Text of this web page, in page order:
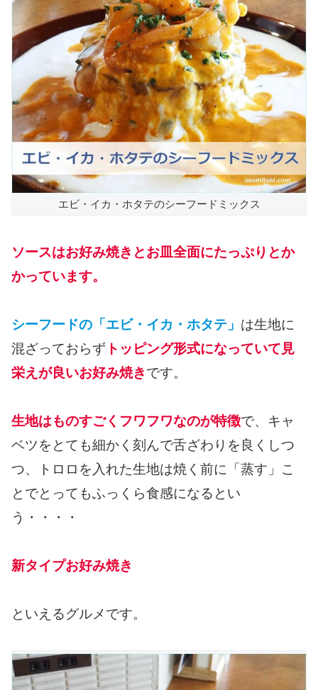
エビ・イカ・ホタテのシーフードミックス
ソースはお好み焼きとお皿全面にたっぷりとか
かっています。
シーフードの「エビ・イカ・ホタテ」 は生地に
混ざっておらず トッピング形式になっていて見
栄えが良いお好み焼きです。
生地はものすごくフワフワなのが特徴で、キャ
ベツをとても細かく刻んで舌ざわりを良くしつ
つ、トロロを入れた生地は焼く前に「蒸す」こ
とでとってもふっくら食感になるとい
う・・・・
新タイプお好み焼き
といえるグルメです。